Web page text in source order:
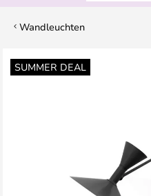
Wandleuchten
SUMMER DEAL
Zum
Ende